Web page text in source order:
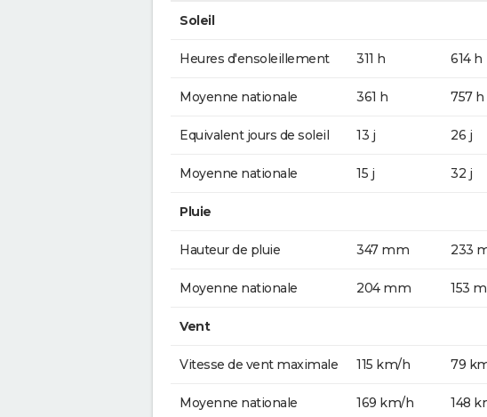
Soleil
Heures d'ensoleillement 311 h 614 h
Moyenne nationale 361 h 757 h
Equivalent jours de soleil 13 j 26 j
Moyenne nationale 15 j 32 j
Pluie
Hauteur de pluie 347 mm 233
Moyenne nationale 204 mm 153
Vent
Vitesse de vent maximale 115 km/h 79
Moyenne nationale 169 km/h 148